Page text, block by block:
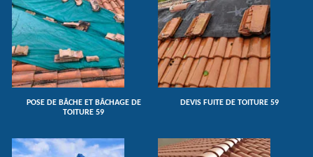
POSE DE BÂCHE ET BÂCHAGE DE
TOITURE 59
DEVIS FUITE DE TOITURE 59